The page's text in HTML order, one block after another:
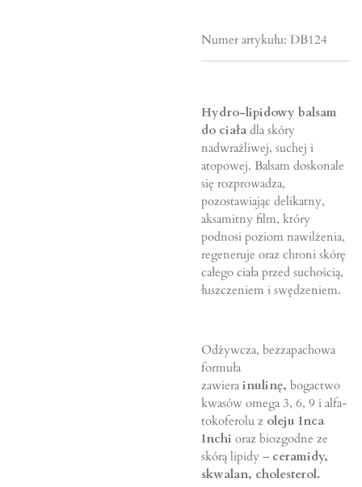
Numer artykułu: DB124
Hydro-lipidowy balsam
do ciała dla skóry
nadwrażliwej, suchej i
atopowej. Balsam doskonale
się rozprowadza,
pozostawiając delikatny,
aksamitny film, który
podnosi poziom nawilżenia,
regeneruje oraz chroni skórę
całego ciała przed suchością,
łuszczeniem i swędzeniem.
Odżywcza, bezzapachowa
formuła
zawiera inulinę, bogactwo
kwasów omega 3, 6, 9 i alfa-
tokoferolu z oleju Inca
Inchi oraz biozgodne ze
skórą lipidy – ceramidy,
skwalan, cholesterol.